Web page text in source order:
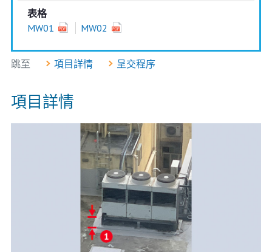
表格
MW01
MW02
跳至 項目詳情 呈交程序
項目詳情